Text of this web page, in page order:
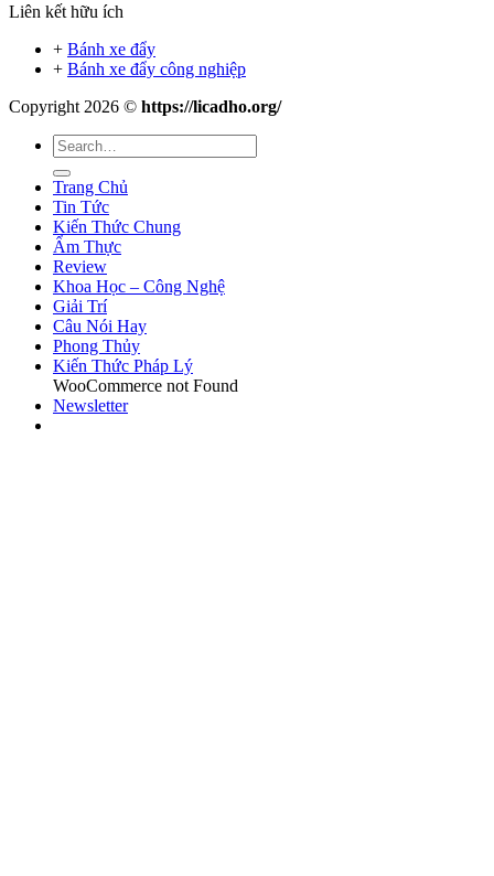
Liên kết hữu ích
+ Bánh xe đẩy
+ Bánh xe đẩy công nghiệp
Copyright 2026 © https://licadho.org/
Trang Chủ
Tin Tức
Kiến Thức Chung
Ẩm Thực
Review
Khoa Học – Công Nghệ
Giải Trí
Câu Nói Hay
Phong Thủy
Kiến Thức Pháp Lý
WooCommerce not Found
Newsletter